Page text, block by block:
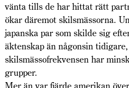
vänta tills de har hittat rätt
ökar däremot skilsmässorna.
japanska par som skilde sig
äktenskap än någonsin
skilsmässofrekvensen har
grupper.
Mer än var fjärde amerikan